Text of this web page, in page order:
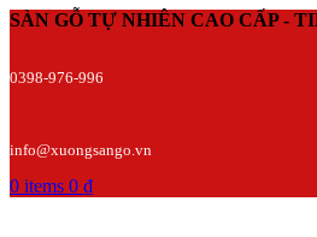
SÀN GỖ TỰ NHIÊN CAO CẤP -
0398-976-996
info@xuongsango.vn
0 items 0 ₫